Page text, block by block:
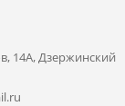
14А, Дзержинский